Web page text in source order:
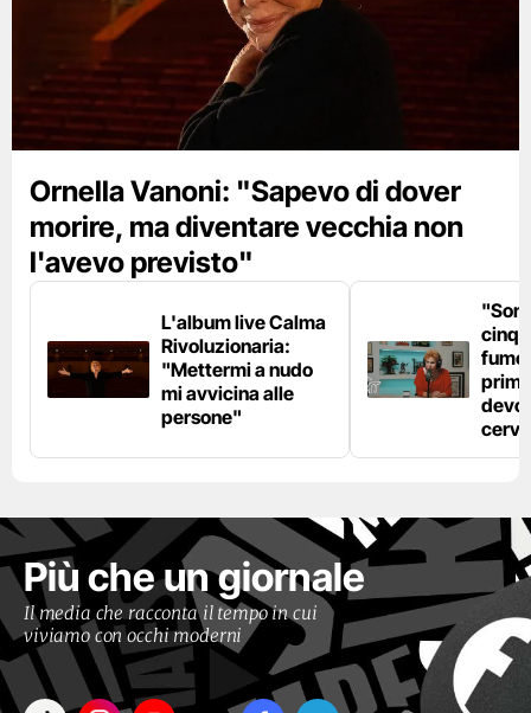
Ornella Vanoni: "Sapevo di dover
morire, ma diventare vecchia non
l'avevo previsto"
L'album live Calma
Rivoluzionaria:
"Mettermi a nudo
mi avvicina alle
persone"
fumo
devo
Più che un giornale
Il media che racconta il tempo in cui
viviamo con occhi moderni